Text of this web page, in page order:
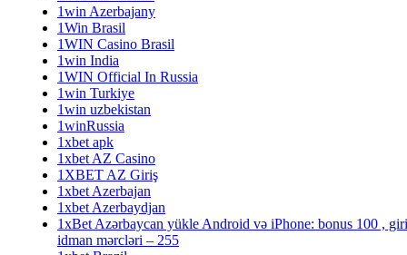
1win Azerbajany
1Win Brasil
1WIN Casino Brasil
1win India
1WIN Official In Russia
1win Turkiye
1win uzbekistan
1winRussia
1xbet apk
1xbet AZ Casino
1XBET AZ Giriş
1xbet Azerbajan
1xbet Azerbaydjan
1xBet Azərbaycan yükle Android və iPhone: bonus 100 ,
idman mərcləri – 255